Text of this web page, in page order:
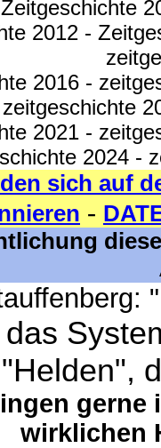
Zeitgeschichte
2012-
2016 -
zeitgeschichte
2021 -
2024-
sich auf
-
gerne
wirklichen